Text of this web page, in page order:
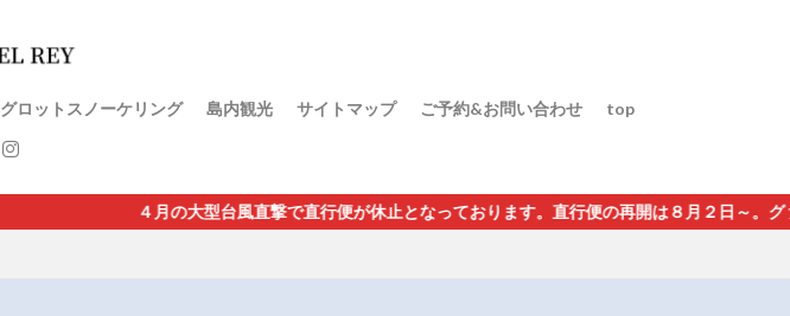
グロットスノーケリング 島内観光 サイトマップ ご予約&お問い合わせ top
４月の大型台風直撃で直行便が休止となっております。直行便の再開は８月２日～。グァム経由・イン